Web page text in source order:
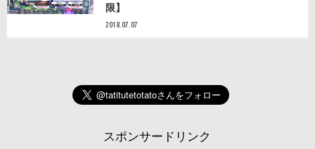
限】
2018.07.07
スポンサードリンク